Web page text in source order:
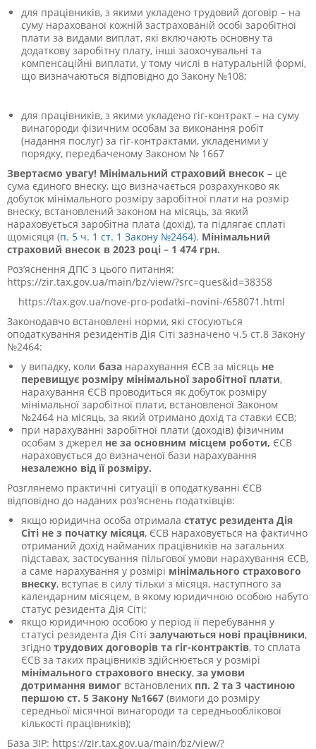
для працівників, з якими укладено трудовий договір – на
суму нарахованої кожній застрахованій особі заробітної
плати за видами виплат, які включають основну та
додаткову заробітну плату, інші заохочувальні та
компенсаційні виплати, у тому числі в натуральній формі,
що визначаються відповідно до Закону №108;
для працівників, з якими укладено гіг-контракт – на суму
винагороди фізичним особам за виконання робіт
(надання послуг) за гіг-контрактами, укладеними у
порядку, передбаченому Законом № 1667
Звертаємо увагу! Мінімальний страховий внесок – це
сума єдиного внеску, що визначається розрахунково як
добуток мінімального розміру заробітної плати на розмір
внеску, встановлений законом на місяць, за який
нараховується заробітна плата (дохід), та підлягає сплаті
щомісяця (п. 5 ч. 1 ст. 1 Закону №2464). Мінімальний
страховий внесок в 2023 році – 1 474 грн.
Роз’яснення ДПС з цього питання:
https://zir.tax.gov.ua/main/bz/view/?src=ques&id=38358
https://tax.gov.ua/nove-pro-podatki–novini-/658071.html
Законодавчо встановлені норми, які стосуються
оподаткування резидентів Дія Сіті зазначено ч.5 ст.8 Закону
№2464:
у випадку, коли база нарахування ЄСВ за місяць не
перевищує розміру мінімальної заробітної плати,
нарахування ЄСВ проводиться як добуток розміру
мінімальної заробітної плати, встановленої Законом
№2464 на місяць, за який отримано дохід та ставки ЄСВ;
при нарахуванні заробітної плати (доходів) фізичним
особам з джерел не за основним місцем роботи, ЄСВ
нараховується до визначеної бази нарахування
незалежно від її розміру.
Розглянемо практичні ситуації в оподаткуванні ЄСВ
відповідно до наданих роз’яснень податківців:
якщо юридична особа отримала статус резидента Дія
Сіті не з початку місяця, ЄСВ нараховується на фактично
отриманий дохід найманих працівників на загальних
підставах, застосування пільгової умови нарахування ЄСВ,
а саме нарахування у розмірі мінімального страхового
внеску, вступає в силу тільки з місяця, наступного за
календарним місяцем, в якому юридичною особою набуто
статус резидента Дія Сіті;
якщо юридичною особою у період її перебування у
статусі резидента Дія Сіті залучаються нові працівники,
згідно трудових договорів та гіг-контрактів, то сплата
ЄСВ за таких працівників здійснюється у розмірі
мінімального страхового внеску, за умови
дотримання вимог встановлених пп. 2 та 3 частиною
першою ст. 5 Закону №1667 (вимоги до розміру
середньої місячної винагороди та середньооблікової
кількості працівників);
База ЗІР: https://zir.tax.gov.ua/main/bz/view/?